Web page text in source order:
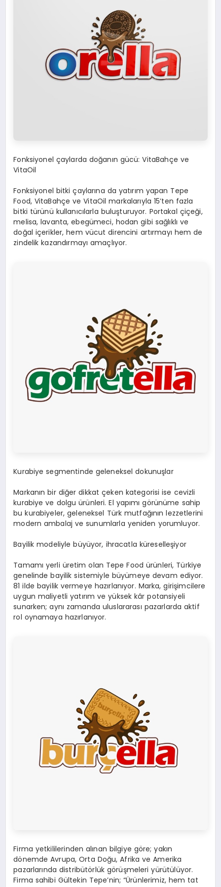
Fonksiyonel çaylarda doğanın gücü: VitaBahçe ve
VitaOil
Fonksiyonel bitki çaylarına da yatırım yapan Tepe
Food, VitaBahçe ve VitaOil markalarıyla 15’ten fazla
bitki türünü kullanıcılarla buluşturuyor. Portakal çiçeği,
melisa, lavanta, ebegümeci, hodan gibi sağlıklı ve
doğal içerikler, hem vücut direncini artırmayı hem de
zindelik kazandırmayı amaçlıyor.
Kurabiye segmentinde geleneksel dokunuşlar
Markanın bir diğer dikkat çeken kategorisi ise cevizli
kurabiye ve dolgu ürünleri. El yapımı görünüme sahip
bu kurabiyeler, geleneksel Türk mutfağının lezzetlerini
modern ambalaj ve sunumlarla yeniden yorumluyor.
Bayilik modeliyle büyüyor, ihracatla küreselleşiyor
Tamamı yerli üretim olan Tepe Food ürünleri, Türkiye
genelinde bayilik sistemiyle büyümeye devam ediyor.
81 ilde bayilik vermeye hazırlanıyor. Marka, girişimcilere
uygun maliyetli yatırım ve yüksek kâr potansiyeli
sunarken; aynı zamanda uluslararası pazarlarda aktif
rol oynamaya hazırlanıyor.
Firma yetkililerinden alınan bilgiye göre; yakın
dönemde Avrupa, Orta Doğu, Afrika ve Amerika
pazarlarında distribütörlük görüşmeleri yürütülüyor.
Firma sahibi Gültekin Tepe’nin; “Ürünlerimiz, hem tat